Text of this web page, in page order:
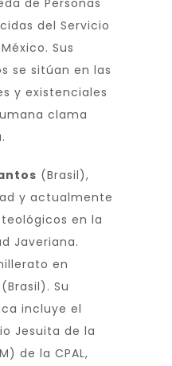
del Servicio
Sus
se sitúan en las
y existenciales
clama
(Brasil),
y actualmente
en la
Javeriana.
en
Su
incluye el
Jesuita de la
de la CPAL,